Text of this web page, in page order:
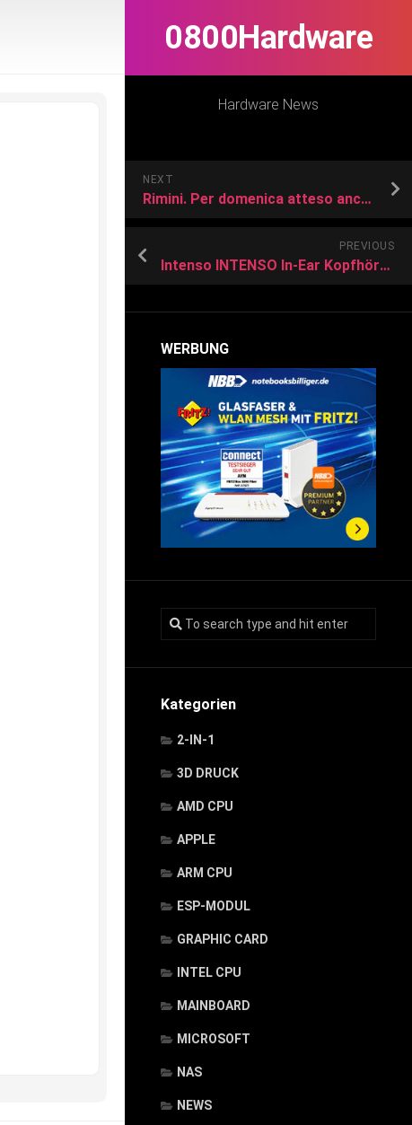
0800Hardware
Hardware News
NEXT
Rimini. Per domenica atteso ancora caldo intenso
PREVIOUS
Intenso INTENSO In-Ear Kopfhörer Buds T302A, weiß Kopfhörer
WERBUNG
Kategorien
2-IN-1
3D DRUCK
AMD CPU
APPLE
ARM CPU
ESP-MODUL
GRAPHIC CARD
INTEL CPU
MAINBOARD
MICROSOFT
NAS
NEWS